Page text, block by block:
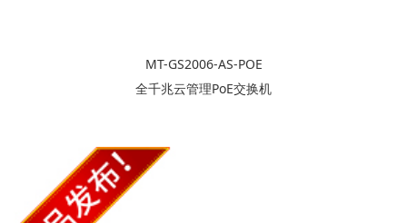
MT-GS2006-AS-POE
全千兆云管理PoE交换机